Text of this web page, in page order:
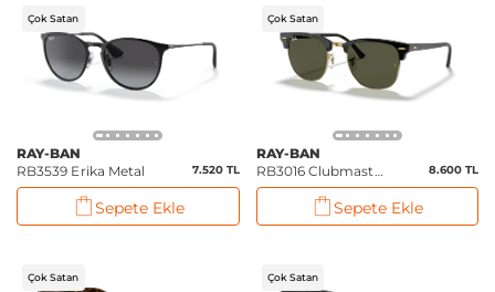
Çok Satan
RAY-BAN
RB3539 Erika Metal
7.520 TL
Sepete Ekle
Çok Satan
RAY-BAN
RB3016 Clubmaster
Classic
8.600 TL
Sepete Ekle
Çok Satan Çok Satan